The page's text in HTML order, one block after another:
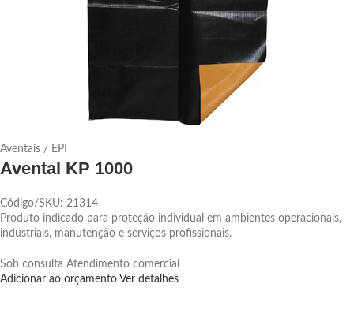
Aventais / EPI
Avental KP 1000
Código/SKU: 21314
Produto indicado para proteção individual em ambientes operacionais,
industriais, manutenção e serviços profissionais.
Sob consulta Atendimento comercial
Adicionar ao orçamento Ver detalhes